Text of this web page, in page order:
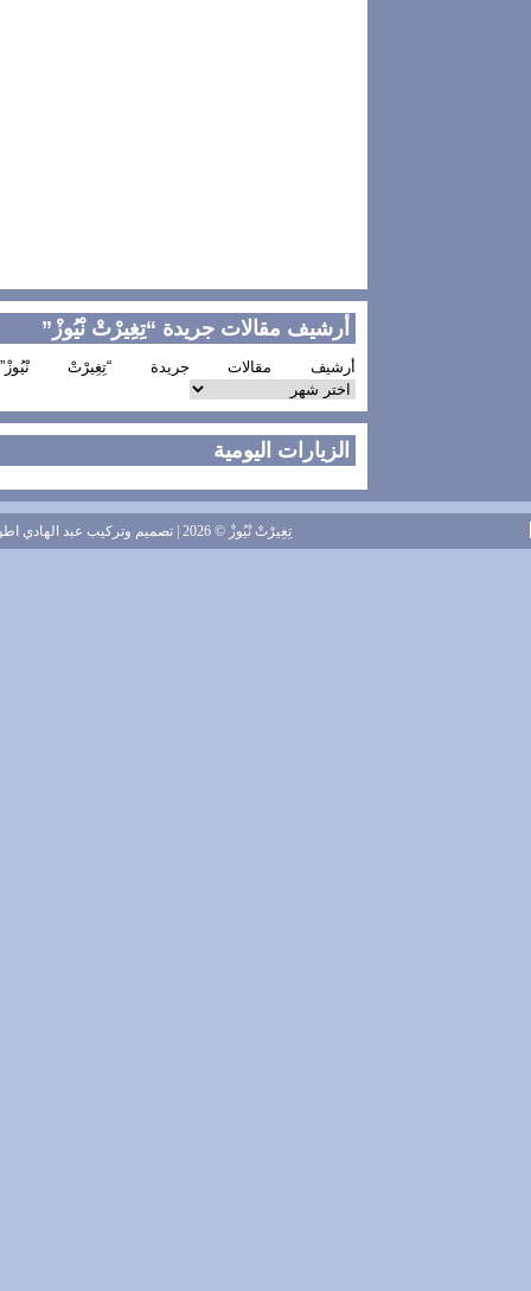
أرشيف مقالات جريدة “تِغِيرْتْ نْيُوزْ”
أرشيف مقالات جريدة “تِغِيرْتْ نْيُوزْ”
الزيارات اليومية
تِغِيرْتْ نْيُوزْ© 2026 | تصميم وتركيب عبد الهادي اطويل